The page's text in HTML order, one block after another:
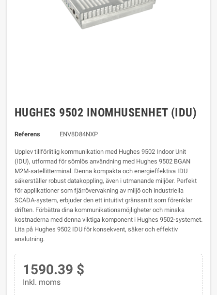
HUGHES 9502 INOMHUSENHET (IDU)
Referens ENV8D84NXP
Upplev tillförlitlig kommunikation med Hughes 9502 Indoor Unit
(IDU), utformad för sömlös användning med Hughes 9502 BGAN
M2M-satellitterminal. Denna kompakta och energieffektiva IDU
säkerställer robust datakoppling, även i utmanande miljöer. Perfekt
för applikationer som fjärrövervakning av miljö och industriella
SCADA-system, erbjuder den ett intuitivt gränssnitt som förenklar
driften. Förbättra dina kommunikationsmöjligheter och minska
kostnaderna med denna viktiga komponent i Hughes 9502-systemet.
Lita på Hughes 9502 IDU för konsekvent, säker och effektiv
anslutning.
1590.39 $
Inkl. moms